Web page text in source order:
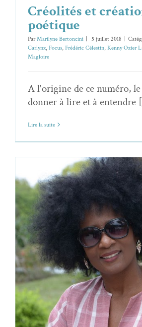
Créolités et
poétique
ParMarilyne Bertoncini 5 juillet 2018
Carlynx, Focus, Frédéric Célestin, Kenny Ozier
Magloire
A l'origine de ce numéro,
donner à lire et à entendre
Lire la suite
Navia Magloire,Je suis
Labyrinthe,
Navia Magloire